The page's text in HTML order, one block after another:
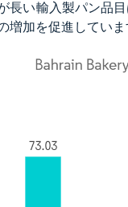
長い輸入製パン品
増加を促進していま